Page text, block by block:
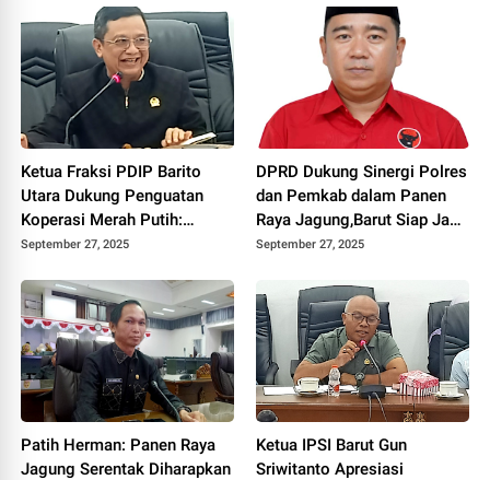
Ketua Fraksi PDIP Barito
Utara Dukung Penguatan
Koperasi Merah Putih:
Dorong Kemandirian
September 27, 2025
DPRD Dukung Sinergi Polres
dan Pemkab dalam Panen
Raya Jagung,Barut Siap Jadi
Lumbung Pangan Kalteng
September 27, 2025
Patih Herman: Panen Raya
Jagung Serentak Diharapkan
Ketua IPSI Barut Gun
Sriwitanto Apresiasi